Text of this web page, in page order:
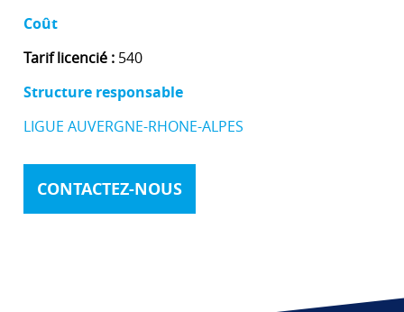
Coût
Tarif licencié : 540
Structure responsable
LIGUE AUVERGNE-RHONE-ALPES
CONTACTEZ-NOUS